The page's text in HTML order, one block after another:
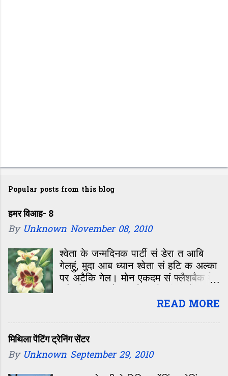
P
o
t
a
C
o
m
m
n
t
Popular posts from this blog
हमर विआह- 8
By Unknown November 08, 2010
श्वेता के जन्मदिनक पार्टी सं डेरा त आबि
गेलहुं, मुदा आब ध्यान श्वेता सं हटि क अल्का
पर अटैकि गेल। मोन एकदम सं फ्लैशबैक मे
रंगीन, मस्ती आओर मासूमियत सं भरल समय
कहिओ नहि बिसराबय वाला दिन। ओहि दिन
पहिल बेर मिलल छलीह अल्का। क्लास मे
विद्यार्थी सभ के इंट्रोडक्शन चलि रहल छल।
परिचय सं पता चलल जे अल्का सेहो दरभंगा
READ MORE
मिथिला पेंटिंग ट्रेनिंग सेंटर
By Unknown September 29, 2010